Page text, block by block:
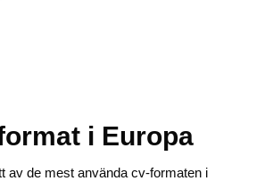
i Europa
av de mest använda cv-formaten i